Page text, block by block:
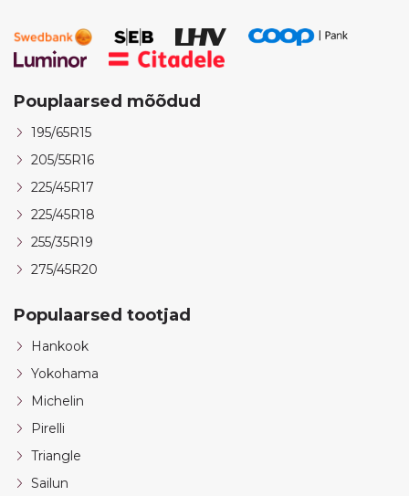
Pouplaarsed mõõdud
195/65R15
205/55R16
225/45R17
225/45R18
255/35R19
275/45R20
Populaarsed tootjad
Hankook
Yokohama
Michelin
Pirelli
Triangle
Sailun